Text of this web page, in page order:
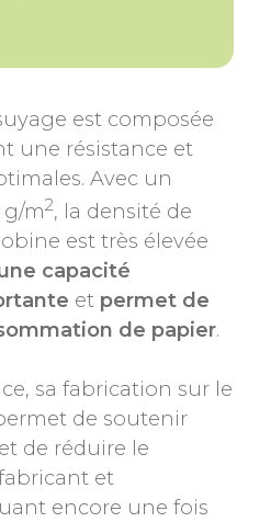
est composée
une résistance et
Avec un
g/m2, la densité de
est très élevée
capacité
et permet de
de papier.
sa fabrication sur le
de soutenir
de réduire le
et
encore une fois